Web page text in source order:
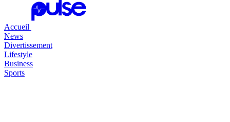
Accueil
News
Divertissement
Lifestyle
Business
Sports